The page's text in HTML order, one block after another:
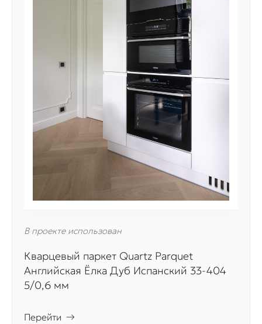
В проекте использован
Кварцевый паркет Quartz Parquet
Английская Ёлка Дуб Испанский 33-404
5/0,6 мм
Перейти →